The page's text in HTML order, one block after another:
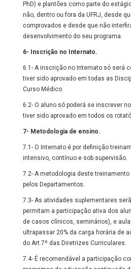
PhD) e plantões como parte do
não, dentro ou fora da UFRJ, desde
comprovados e desde que não
desenvolvimento do seu programa.
6- Inscrição no Internato.
6.1- A inscrição no Internato só será
tiver sido aprovado em todas as
Curso Médico.
6.2- O aluno só poderá se inscrever
tiver sido aprovado em todos os
7- Metodologia de ensino.
7.1- O Internato é por definição
intensivo, contínuo e sob supervisão.
7.2- A metodologia deste
pelos Departamentos.
7.3- As atividades suplementares
permitam a participação ativa dos
de casos clínicos, seminários), e
ultrapassar 20% da carga horária de
do Art.7º das Diretrizes Curriculares.
7.4- É recomendável a participação